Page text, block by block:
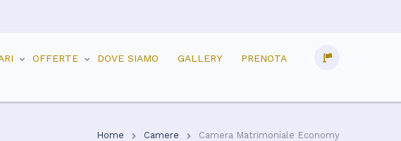
OFFERTE DOVE SIAMO GALLERY PRENOTA
Home Camere Camera Matrimoniale Economy